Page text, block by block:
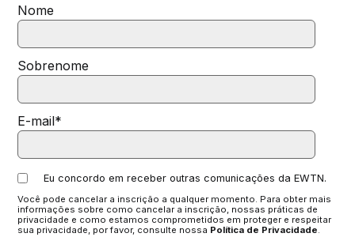
Nome
Sobrenome
E-mail*
Eu concordo em receber outras comunicações da EWTN.
Você pode cancelar a inscrição a qualquer momento. Para obter mais
informações sobre como cancelar a inscrição, nossas práticas de
privacidade e como estamos comprometidos em proteger e respeitar
sua privacidade, por favor, consulte nossa Política de Privacidade.